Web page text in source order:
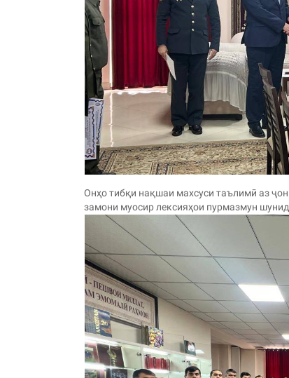
Онҳо тибқи нақшаи махсуси таълимӣ аз
замони муосир лексияҳои пурмазмун